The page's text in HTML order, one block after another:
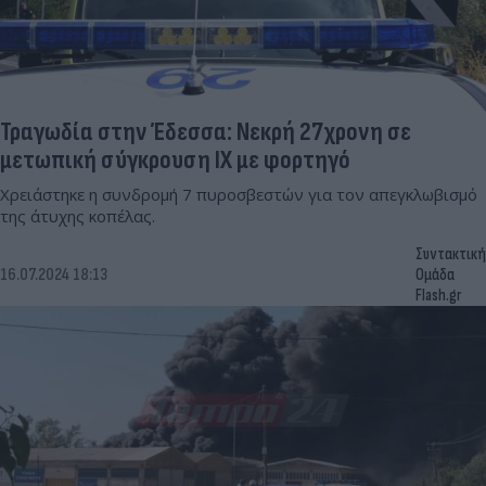
Τραγωδία στην Έδεσσα: Νεκρή 27χρονη σε
μετωπική σύγκρουση ΙΧ με φορτηγό
Χρειάστηκε η συνδρομή 7 πυροσβεστών για τον απεγκλωβισμό
της άτυχης κοπέλας.
16.07.2024 18:13
Συντακτική
Ομάδα
Flash.gr